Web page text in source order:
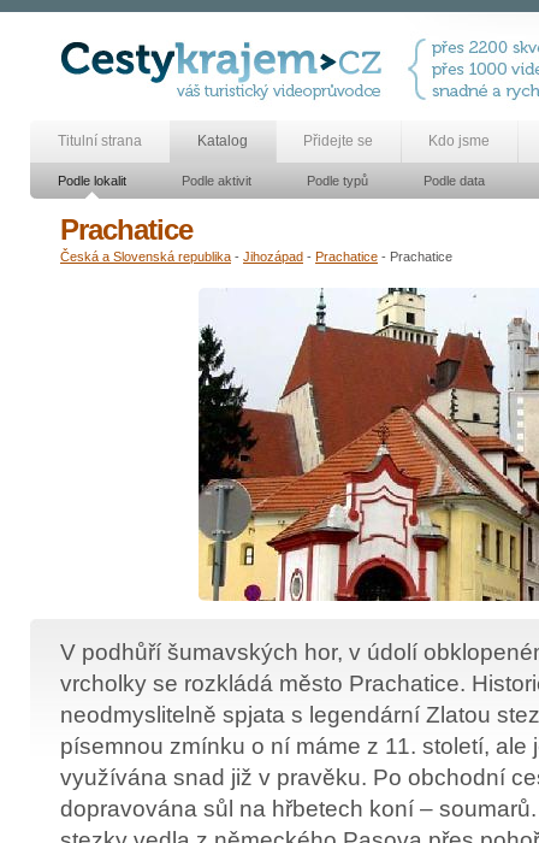
Titulní strana Katalog Přidejte se Kdo jsme
Podle lokalit Podle aktivit Podle typů Podle data
Prachatice
Česká a Slovenská republika - Jihozápad - Prachatice - Prachatice
V podhůří šumavských hor, v údolí
vrcholky se rozkládá město Prachatice.
neodmyslitelně spjata s legendární Zlatou
písemnou zmínku o ní máme z 11. století, ale
využívána snad již v pravěku. Po obchodní
dopravována sůl na hřbetech koní –